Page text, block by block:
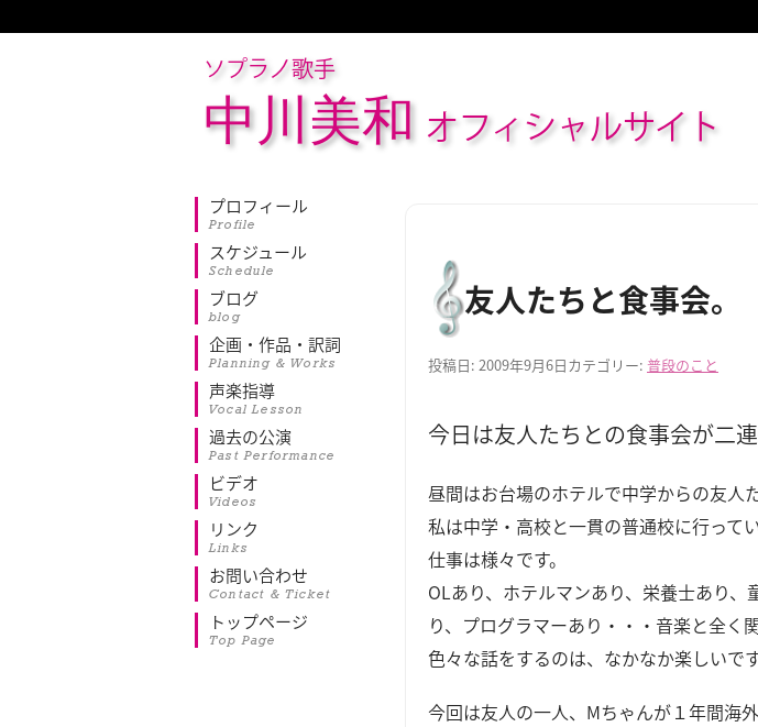
ソプラノ歌手
中川美和 オフィシャルサイト
プロフィール
Profile
スケジュール
Schedule
ブログ
blog
企画・作品・訳詞
Planning & Works
声楽指導
Vocal Lesson
過去の公演
Past Performance
ビデオ
Videos
リンク
Links
お問い合わせ
Contact & Ticket
トップページ
Top Page
友人たちと食事会。
投稿日: 2009年9月6日カテゴリー: 普段のこと
今日は友人たちとの食事会が二連
昼間はお台場のホテルで中学からの友人
私は中学・高校と一貫の普通校に行って
仕事は様々です。
ОLあり、ホテルマンあり、栄養士あり、
り、プログラマーあり・・・音楽と全く
色々な話をするのは、なかなか楽しいで
今回は友人の一人、Мちゃんが１年間海